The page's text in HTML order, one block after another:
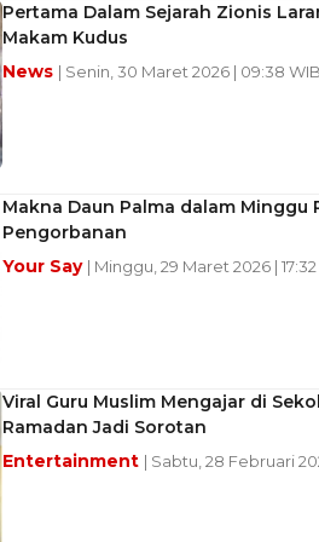
Pertama Dalam Sejarah Zionis
Makam Kudus
News | Senin, 30 Maret 2026 | 09:38 WIB
Makna Daun Palma dalam Minggu
Pengorbanan
Your Say | Minggu, 29 Maret 2026 |
Viral Guru Muslim Mengajar di
Ramadan Jadi Sorotan
Entertainment | Sabtu, 28 Februari